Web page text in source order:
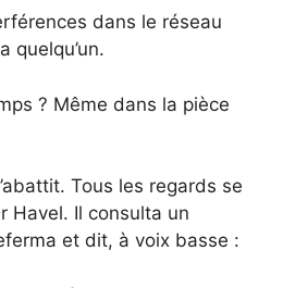
dans le réseau
quelqu’un.
? Même dans la pièce
Tous les regards se
Havel. Il consulta un
et dit, à voix basse :